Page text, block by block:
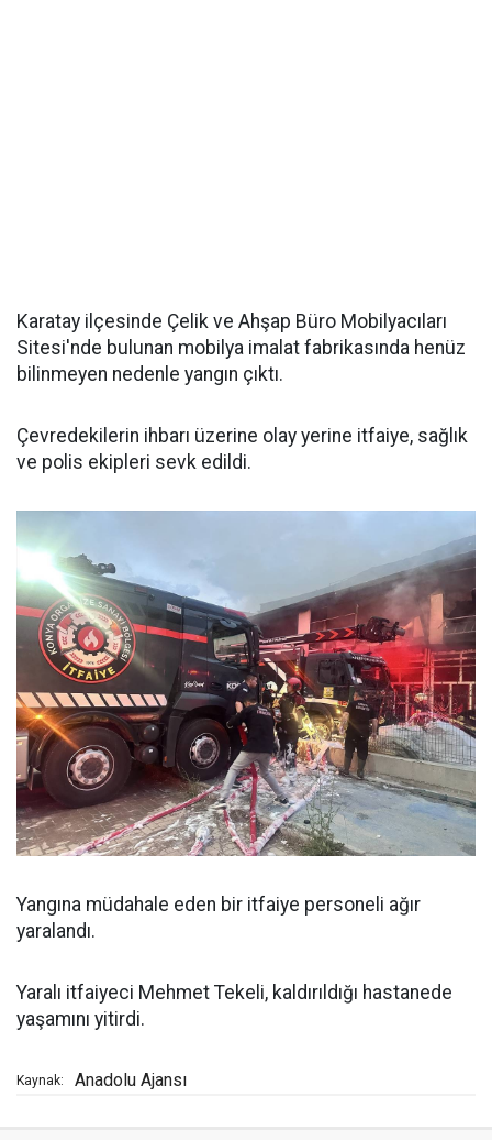
Karatay ilçesinde Çelik ve Ahşap Büro Mobilyacıları
Sitesi'nde bulunan mobilya imalat fabrikasında henüz
bilinmeyen nedenle yangın çıktı.
Çevredekilerin ihbarı üzerine olay yerine itfaiye, sağlık
ve polis ekipleri sevk edildi.
Yangına müdahale eden bir itfaiye personeli ağır
yaralandı.
Yaralı itfaiyeci Mehmet Tekeli, kaldırıldığı hastanede
yaşamını yitirdi.
Kaynak: Anadolu Ajansı